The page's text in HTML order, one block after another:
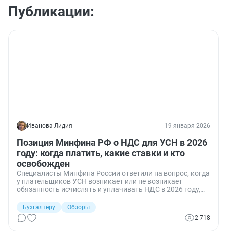
Публикации:
Иванова Лидия 19 января 2026
Позиция Минфина РФ о НДС для УСН в 2026
году: когда платить, какие ставки и кто
освобожден
Специалисты Минфина России ответили на вопрос, когда
у плательщиков УСН возникает или не возникает
обязанность исчислять и уплачивать НДС в 2026 году,
5/7%) можно применять и какие документы и вычеты
при этом использовать
Бухгалтеру
Обзоры
2 718